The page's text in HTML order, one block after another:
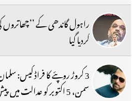
راہول گاندھی کے ’’چھاتروں
کردیا گیا
3 کروڑ روپئے کا فراڈ کیس:
سمن، 5 اکتوبر کو عدالت میں پیش ہونے کا حکم